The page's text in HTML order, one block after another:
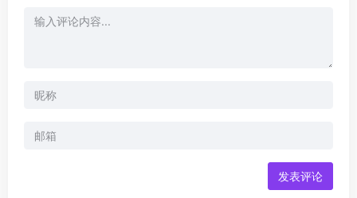
发表评论